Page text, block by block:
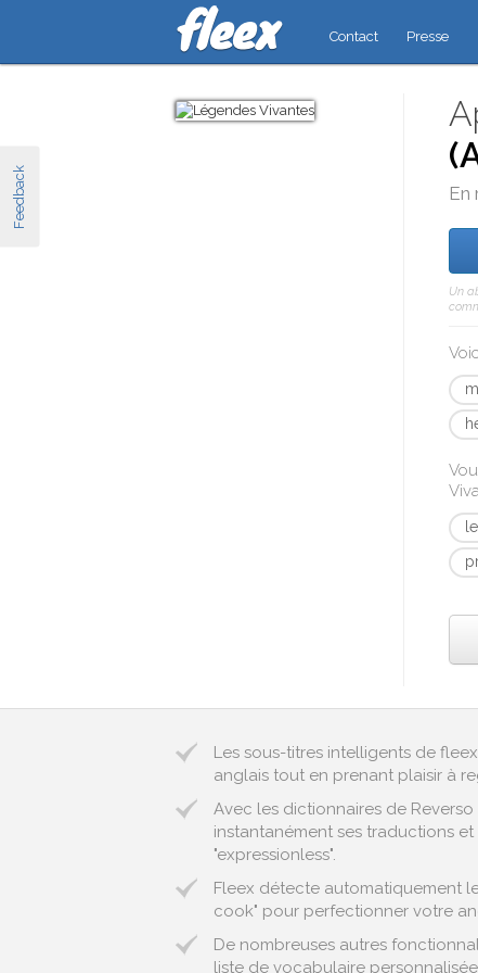
Feedback
Contact Presse
En
Un
Les sous-titres intelligents de
anglais tout en prenant plaisir à
Avec les dictionnaires de
instantanément ses traductions
"expressionless".
Fleex détecte automatiquement
cook" pour perfectionner votre
De nombreuses autres
liste de vocabulaire